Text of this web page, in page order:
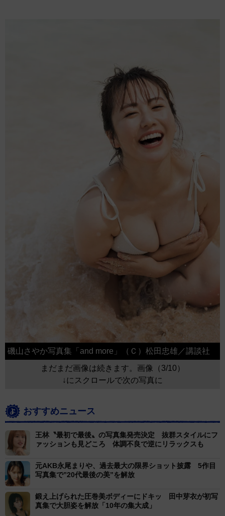
磯山さやか写真集「and more」（Ｃ）松田忠雄／講談社
まだまだ画像は続きます。画像（3/10）
↓にスクロールで次の写真に
おすすめニュース
王林〝最初で最後〟の写真集発売決定 抜群スタイルにフ
ァッションも見どころ 体調不良で逆にリラックスも
元AKB永尾まりや、過去最大の限界ショット披露 5作目
写真集で”20代最後の美”を解放
鍛え上げられた圧巻美ボディーにドキッ 田中芽衣が初写
真集で大胆姿を解放「10年の集大成」